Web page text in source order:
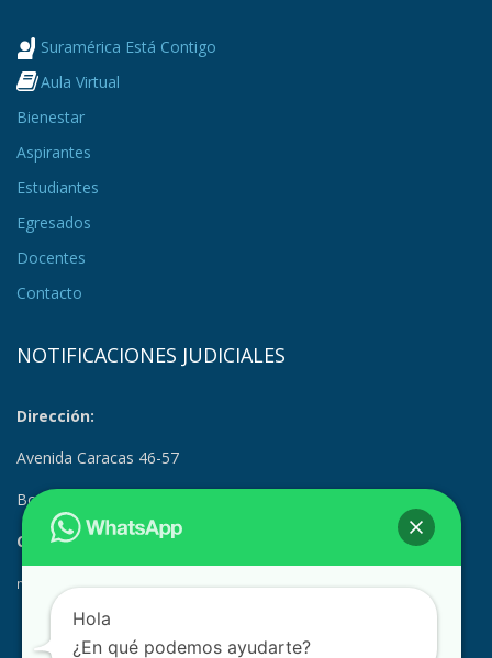
Suramérica Está Contigo
Aula Virtual
Bienestar
Aspirantes
Estudiantes
Egresados
Docentes
Contacto
NOTIFICACIONES JUDICIALES
Dirección:
Avenida Caracas 46-57
Bogotá, Colombia
Correo Electrónico:
notificacionesjudiciales@suramerica.edu.co
Hola
¿En qué podemos ayudarte?